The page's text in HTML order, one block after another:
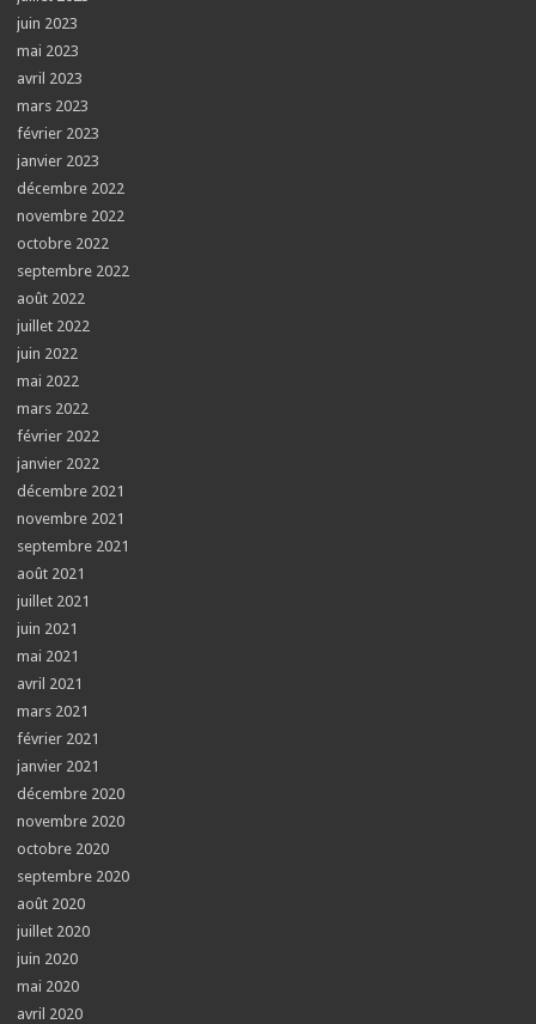
juin 2023
mai 2023
avril 2023
mars 2023
février 2023
janvier 2023
décembre 2022
novembre 2022
octobre 2022
septembre 2022
août 2022
juillet 2022
juin 2022
mai 2022
mars 2022
février 2022
janvier 2022
décembre 2021
novembre 2021
septembre 2021
août 2021
juillet 2021
juin 2021
mai 2021
avril 2021
mars 2021
février 2021
janvier 2021
décembre 2020
novembre 2020
octobre 2020
septembre 2020
août 2020
juillet 2020
juin 2020
mai 2020
avril 2020